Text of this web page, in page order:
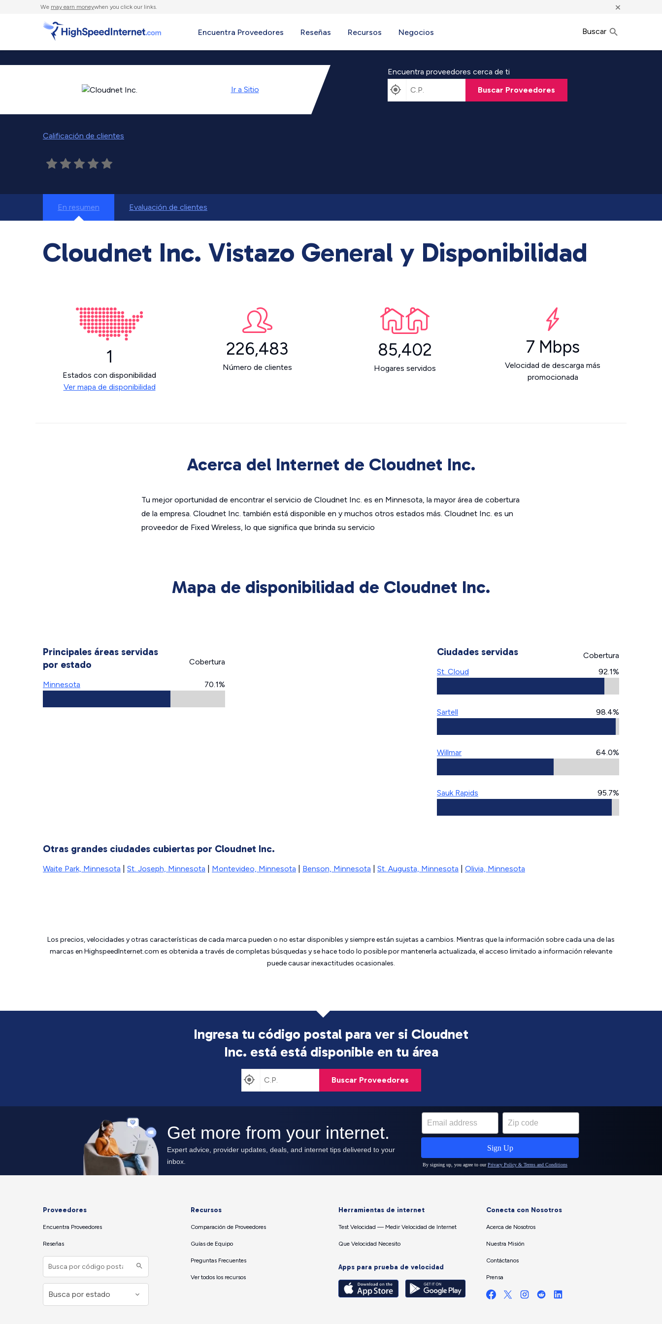
We may earn moneywhen you click our links. ×
Encuentra Proveedores Reseñas Recursos Negocios Buscar
Ir a Sitio
Calificación de clientes
Encuentra proveedores cerca de ti
Buscar Proveedores
En resumen Evaluación de clientes
Cloudnet Inc. Vistazo General y Disponibilidad
1
Estados con disponibilidad
Ver mapa de disponibilidad
226,483
Número de clientes
85,402
Hogares servidos
7 Mbps
Velocidad de descarga más
promocionada
Acerca del Internet de Cloudnet Inc.
Tu mejor oportunidad de encontrar el servicio de Cloudnet Inc. es en Minnesota, la mayor área de cobertura
de la empresa. Cloudnet Inc. también está disponible en y muchos otros estados más. Cloudnet Inc. es un
proveedor de Fixed Wireless, lo que significa que brinda su servicio
Mapa de disponibilidad de Cloudnet Inc.
Principales áreas servidas
por estado
Cobertura
Minnesota 70.1%
Ciudades servidas
Cobertura
St. Cloud
92.1%
Sartell 98.4%
Willmar 64.0%
Sauk Rapids 95.7%
Otras grandes ciudades cubiertas por Cloudnet Inc.
Waite Park, Minnesota St. Joseph, Minnesota Montevideo, Minnesota Benson, Minnesota St. Augusta, Minnesota Olivia, Minnesota
Los precios, velocidades y otras características de cada marca pueden o no estar disponibles y siempre están sujetas a cambios. Mientras que la información sobre cada una de las
marcas en HighspeedInternet.com es obtenida a través de completas búsquedas y se hace todo lo posible por mantenerla actualizada, el acceso limitado a información relevante
puede causar inexactitudes ocasionales.
Ingresa tu código postal para ver si Cloudnet
Inc. está está disponible en tu área
Buscar Proveedores
Proveedores
Encuentra Proveedores
Reseñas
Recursos
Comparación de Proveedores
Guías de Equipo
Preguntas Frecuentes
Ver todos los recursos
Herramientas de internet
Test Velocidad — Medir Velocidad de Internet
Que Velocidad Necesito
Apps para prueba de velocidad
Conecta con Nosotros
Acerca de Nosotros
Nuestra Misión
Contáctanos
Prensa